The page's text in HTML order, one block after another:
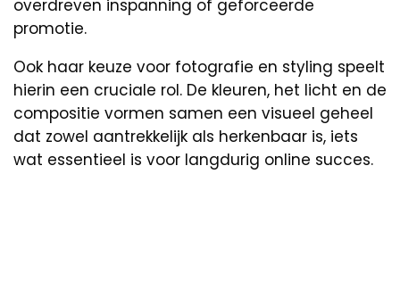
overdreven inspanning of geforceerde
promotie.
Ook haar keuze voor fotografie en styling speelt
hierin een cruciale rol. De kleuren, het licht en de
compositie vormen samen een visueel geheel
dat zowel aantrekkelijk als herkenbaar is, iets
wat essentieel is voor langdurig online succes.